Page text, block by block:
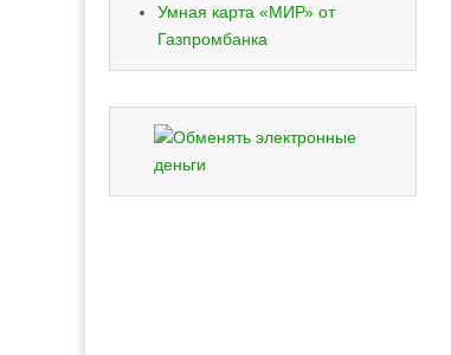
Умная карта «МИР» от
Газпромбанка